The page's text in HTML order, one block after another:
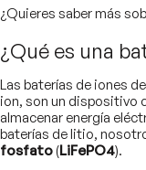
¿Quieres saber más
¿Qué es una
Las baterías de iones
ion, son un dispositivo
almacenar energía
baterías de litio,
fosfato (LiFePO4).